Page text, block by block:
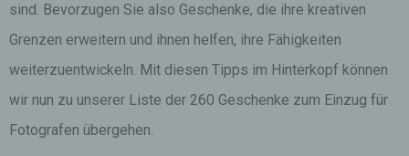
sind. Bevorzugen Sie also Geschenke, die ihre kreativen
Grenzen erweitern und ihnen helfen, ihre Fähigkeiten
weiterzuentwickeln. Mit diesen Tipps im Hinterkopf können
wir nun zu unserer Liste der 260 Geschenke zum Einzug für
Fotografen übergehen.